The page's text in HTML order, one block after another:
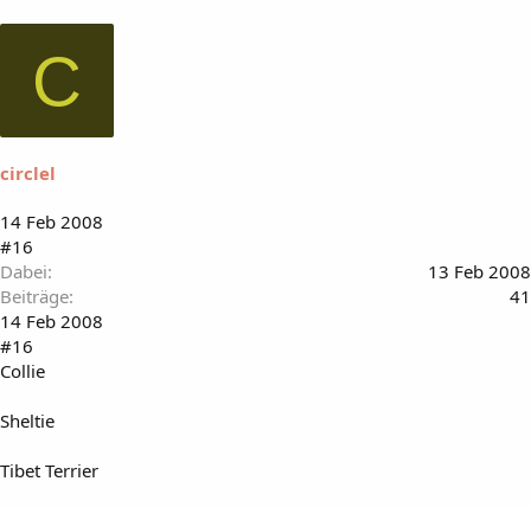
C
circlel
14 Feb 2008
#16
Dabei
13 Feb 2008
Beiträge
41
14 Feb 2008
#16
Collie
Sheltie
Tibet Terrier